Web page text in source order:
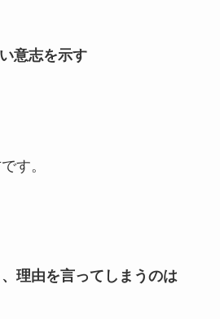
意志を示す
す。
理由を言ってしまうのは